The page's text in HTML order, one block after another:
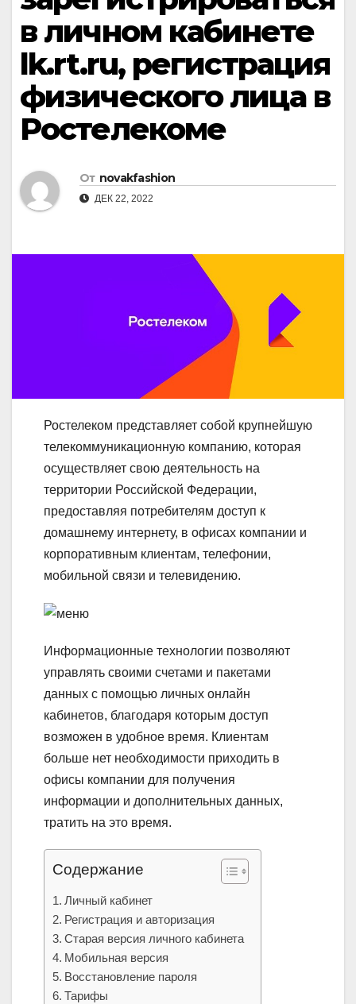
в личном кабинете
lk.rt.ru, регистрация
физического лица в
Ростелекоме
От novakfashion
ДЕК 22, 2022
Ростелеком представляет собой крупнейшую
телекоммуникационную компанию, которая
осуществляет свою деятельность на
территории Российской Федерации,
предоставляя потребителям доступ к
домашнему интернету, в офисах компании и
корпоративным клиентам, телефонии,
мобильной связи и телевидению.
Информационные технологии позволяют
управлять своими счетами и пакетами
данных с помощью личных онлайн
кабинетов, благодаря которым доступ
возможен в удобное время. Клиентам
больше нет необходимости приходить в
офисы компании для получения
информации и дополнительных данных,
тратить на это время.
Содержание
Личный кабинет
Регистрация и авторизация
Старая версия личного кабинета
Мобильная версия
Восстановление пароля
Тарифы